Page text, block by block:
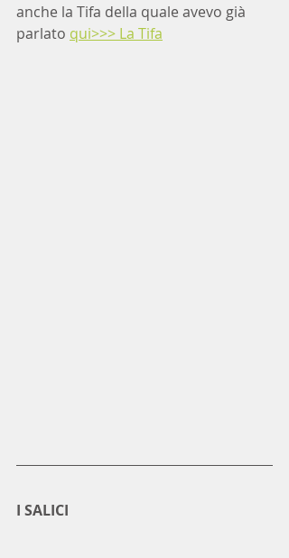
anche la Tifa della quale avevo già
parlato qui>>> La Tifa
I SALICI